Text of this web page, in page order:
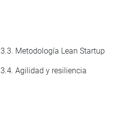
3.3. Metodología Lean Startup
3.4. Agilidad y resiliencia